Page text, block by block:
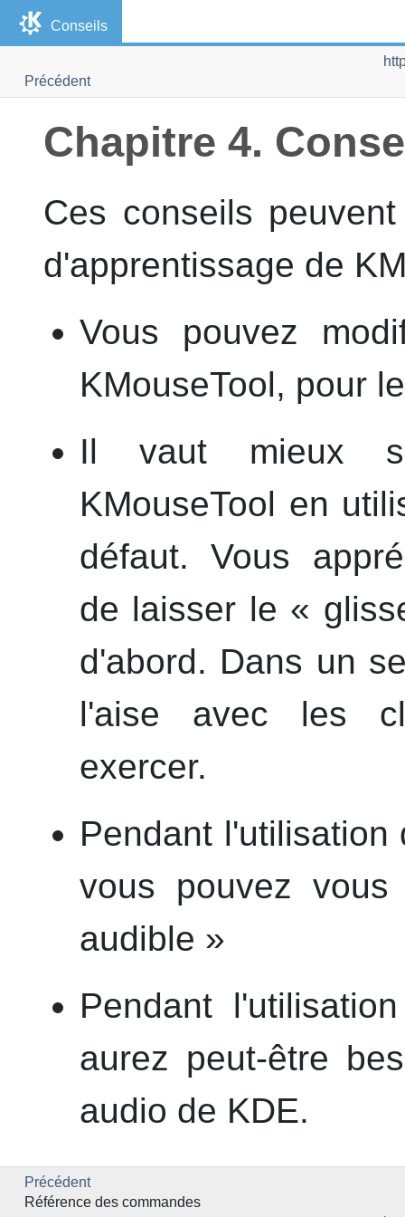
Conseils
Précédent
Chapitre 4.
Ces conseils
d'apprentissage de
Vous pouvez
KMouseTool, pour
Il vaut mieux
KMouseTool en
défaut. Vous
de laisser le «
d'abord. Dans un
l'aise avec les
exercer.
Pendant
vous pouvez
audible »
Pendant
aurez peut-être
audio de KDE.
Précédent
Référence des commandes